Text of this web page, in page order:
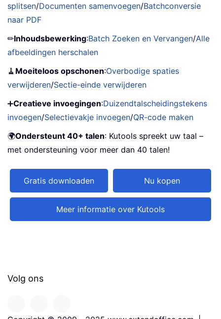
splitsen/Documenten samenvoegen/Batchconversie
naar PDF
✏Inhoudsbewerking:Batch Zoeken en Vervangen/Alle
afbeeldingen herschalen
🧹 Moeiteloos opschonen:Overbodige spaties
verwijderen/Sectie-einde verwijderen
➕Creatieve invoegingen:Duizendtalscheidingstekens
invoegen/Selectievakje invoegen/QR-code maken
🌍Ondersteunt 40+ talen: Kutools spreekt uw taal –
met ondersteuning voor meer dan 40 talen!
Gratis downloaden Nu kopen
Meer informatie over Kutools
Volg ons